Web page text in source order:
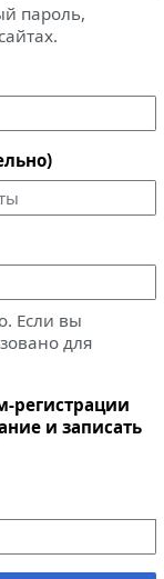
пароль,
Если вы
для
регистрации
и записать